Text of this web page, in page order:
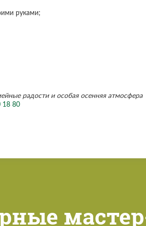
руками;
радости и особая осенняя атмосфера
18 80